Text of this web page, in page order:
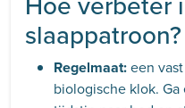
slaappatroon?
Regelmaat:een
biologische klok.